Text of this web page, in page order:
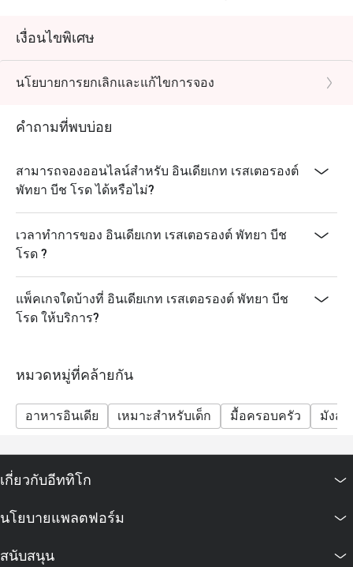
เงื่อนไขพิเศษ
นโยบายการยกเลิกและแก้ไขการจอง
คำถามที่พบบ่อย
สามารถจองออนไลน์สำหรับ อินเดียเกท เรสเตอรองต์
พัทยา บีช โรด ได้หรือไม่?
เวลาทำการของ อินเดียเกท เรสเตอรองต์ พัทยา บีช
โรด ?
แพ็คเกจใดบ้างที่ อินเดียเกท เรสเตอรองต์ พัทยา บีช
โรด ให้บริการ?
หมวดหมู่ที่คล้ายกัน
อาหารอินเดีย เหมาะสำหรับเด็ก มื้อครอบครัว มังสวิ
เกี่ยวกับอีททิโก
นโยบายแพลตฟอร์ม
สนับสนุน